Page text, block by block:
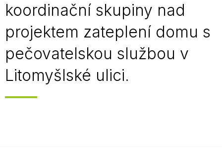
koordinační skupiny nad
projektem zateplení domu s
pečovatelskou službou v
Litomyšlské ulici.